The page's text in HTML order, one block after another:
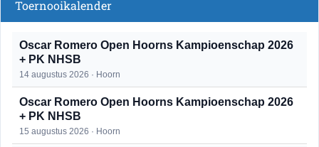
Toernooikalender
Oscar Romero Open Hoorns Kampioenschap 2026
+ PK NHSB
14 augustus 2026 · Hoorn
Oscar Romero Open Hoorns Kampioenschap 2026
+ PK NHSB
15 augustus 2026 · Hoorn